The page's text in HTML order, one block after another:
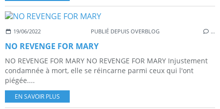
19/06/2022 PUBLIÉ DEPUIS OVERBLOG …
NO REVENGE FOR MARY
NO REVENGE FOR MARY NO REVENGE FOR MARY Injustement
condamnée à mort, elle se réincarne parmi ceux qui l'ont
piégée....
EN SAVOIR PLUS